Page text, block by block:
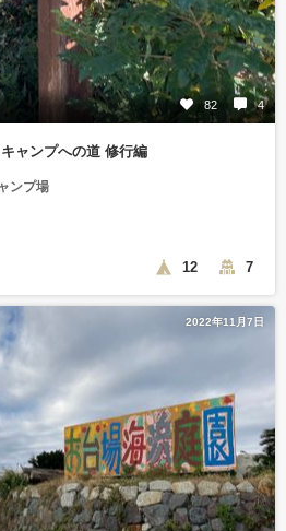
82 4
ャンプへの道 修行編
ンプ場
12 7
2022年11月7日